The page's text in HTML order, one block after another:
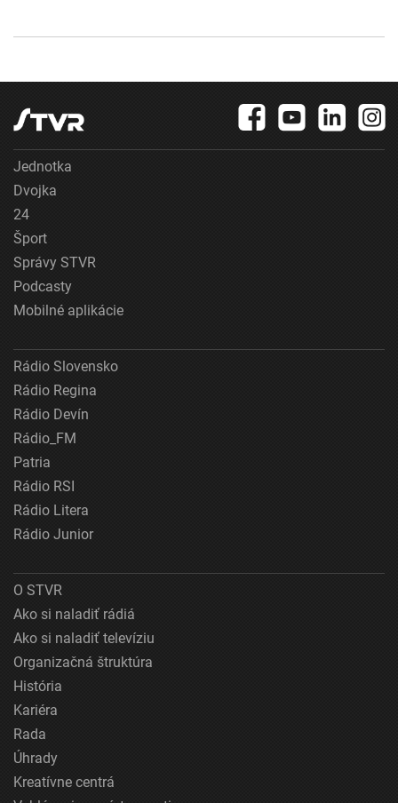
Jednotka
Dvojka
24
Šport
Správy STVR
Podcasty
Mobilné aplikácie
Rádio Slovensko
Rádio Regina
Rádio Devín
Rádio_FM
Patria
Rádio RSI
Rádio Litera
Rádio Junior
O STVR
Ako si naladiť rádiá
Ako si naladiť televíziu
Organizačná štruktúra
História
Kariéra
Rada
Úhrady
Kreatívne centrá